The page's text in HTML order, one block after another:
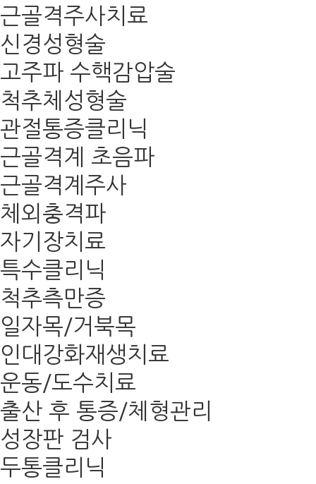
근골격주사치료
신경성형술
고주파 수핵감압술
척추체성형술
관절통증클리닉
근골격계 초음파
근골격계주사
체외충격파
자기장치료
특수클리닉
척추측만증
일자목/거북목
인대강화재생치료
운동/도수치료
출산 후 통증/체형관리
성장판 검사
두통클리닉